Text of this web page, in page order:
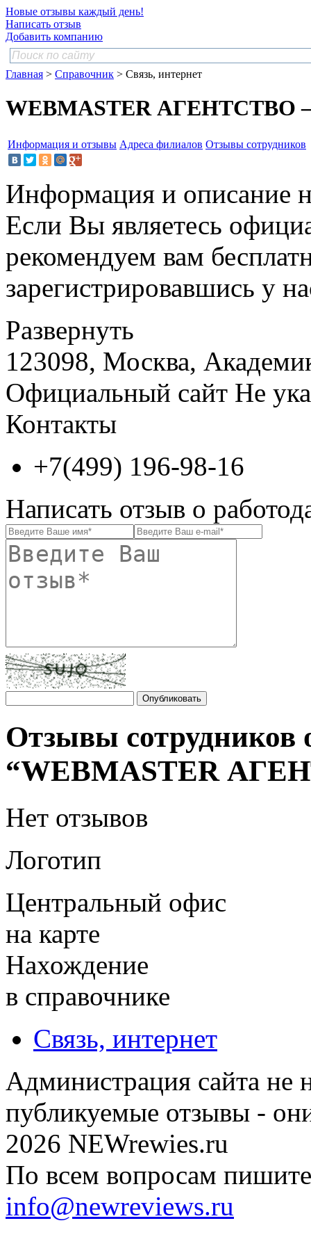
Новые отзывы каждый день!
Написать отзыв
Добавить компанию
Главная > Справочник > Связь, интернет
WEBMASTER АГЕНТСТВО
Информация и отзывы Адреса филиалов Отзывы сотрудников
Информация и описание
Если Вы являетесь
рекомендуем вам
зарегистрировавшись у
Развернуть
123098, Москва,
Официальный сайт Не
Контакты
+7(499) 196-98-16
Написать отзыв о
Отзывы сотрудников
“WEBMASTER
Нет отзывов
Логотип
Центральный офис
на карте
Нахождение
в справочнике
Связь, интернет
Администрация сайта не
публикуемые отзывы -
2026 NEWrewies.ru
По всем вопросам
info@newreviews.ru